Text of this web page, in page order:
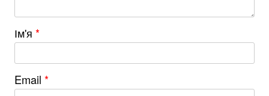
Ім'я *
Email *